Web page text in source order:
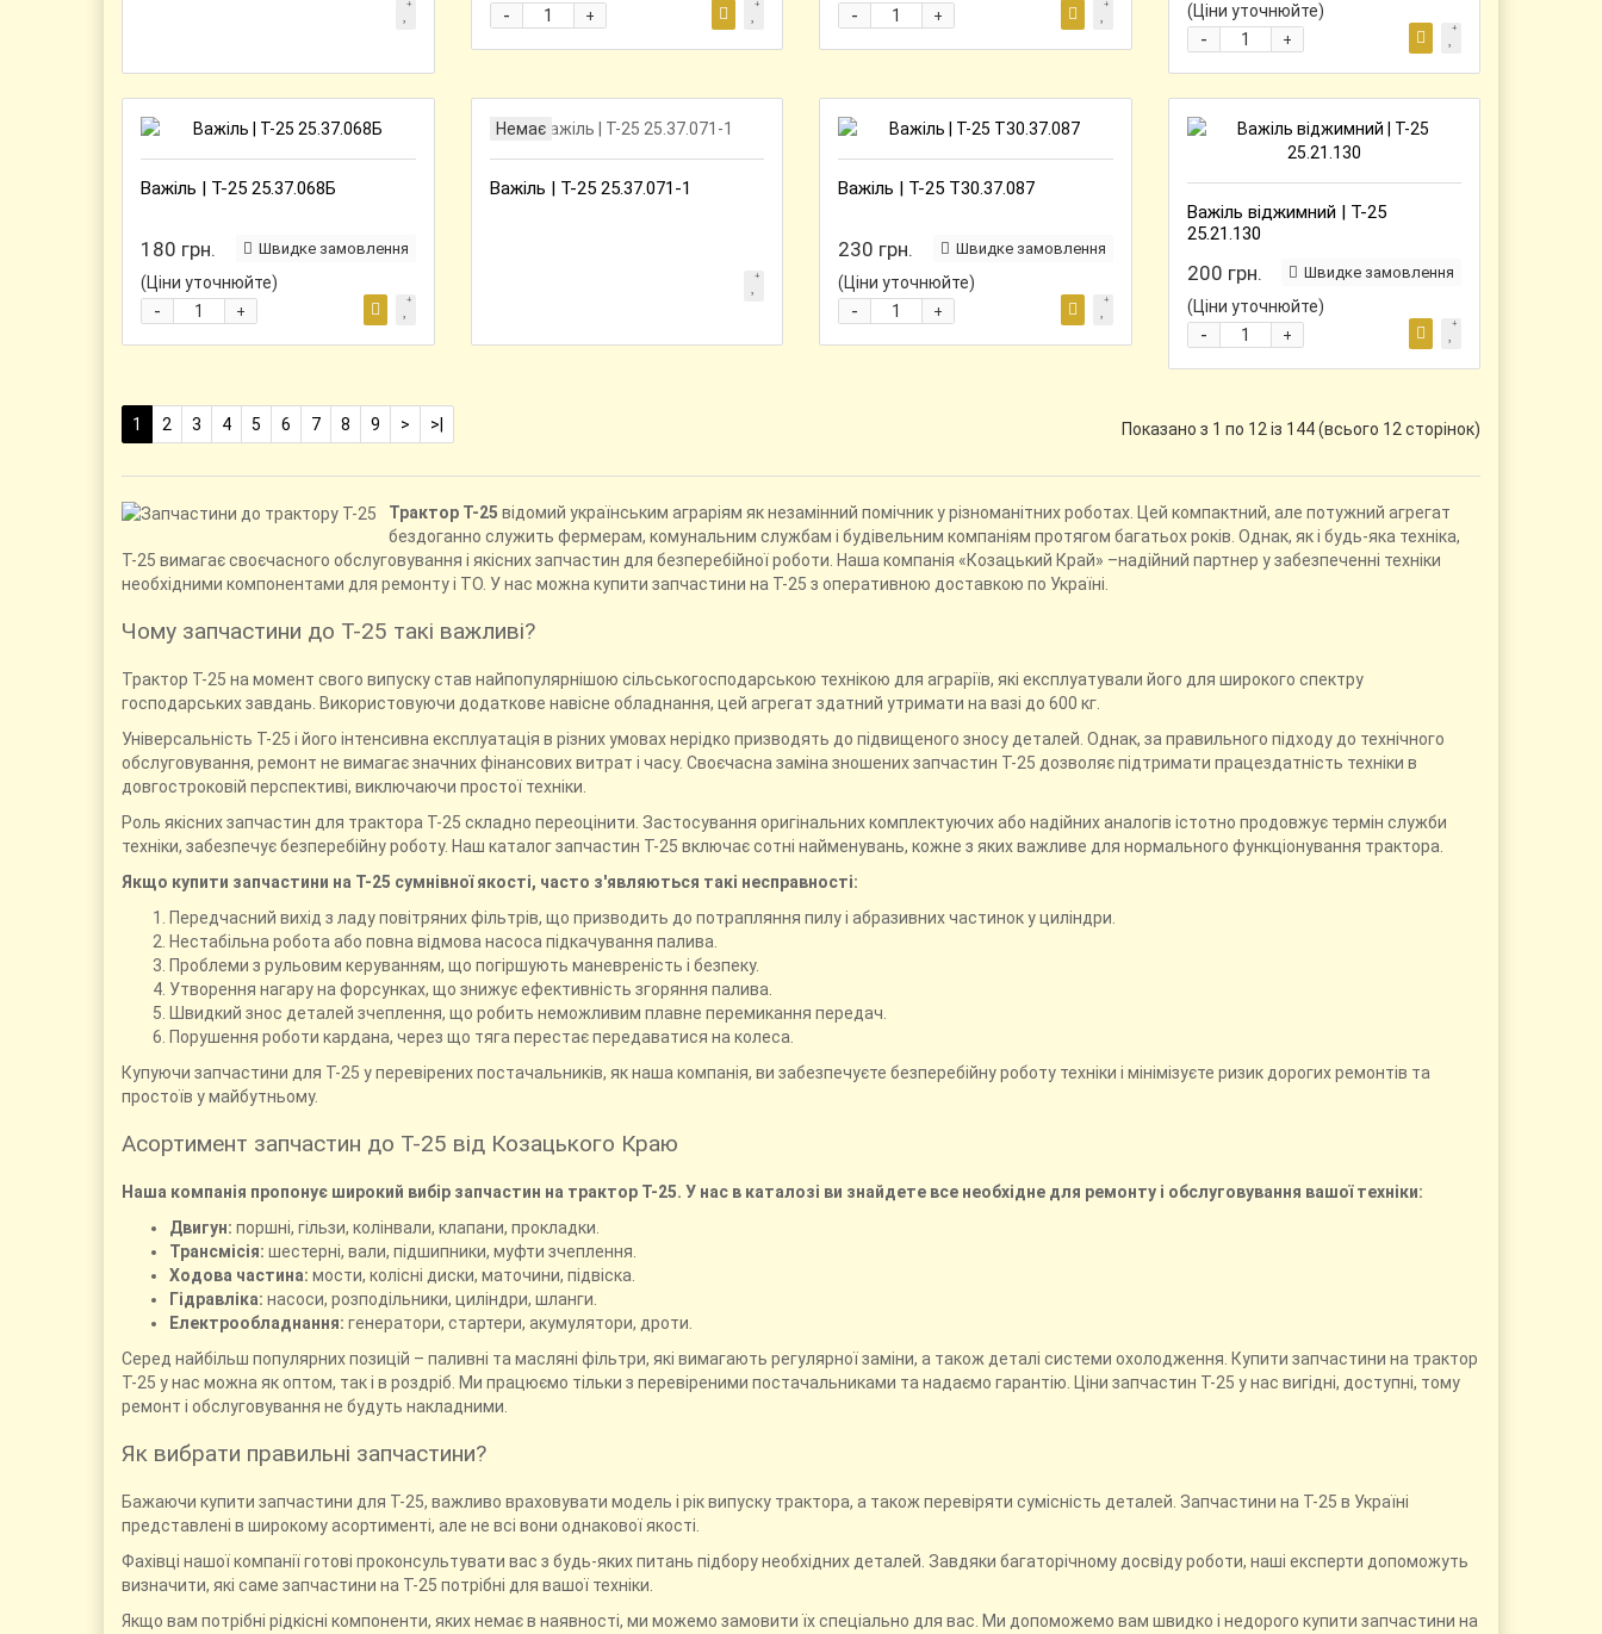
+
- +
- (Ціни уточнюйте)
+
-
Важіль | Т-25 25.37.068Б
180 грн.
(Ціни уточнюйте)
+
-
Швидке замовлення
Немає
Важіль | Т-25 25.37.071-1 Важіль | Т-25 Т30.37.087
230 грн.
(Ціни уточнюйте)
+
-
Швидке замовлення
Важіль віджимний | Т-25
25.21.130
200 грн.
(Ціни уточнюйте)
+
-
Швидке замовлення
1 2 3 4 5 6 7 8 9 > >| Показано з 1 по 12 із 144 (всього 12 сторінок)
Трактор Т-25 відомий українським аграріям як незамінний помічник у різноманітних роботах. Цей компактний, але потужний агрегат
бездоганно служить фермерам, комунальним службам і будівельним компаніям протягом багатьох років. Однак, як і будь-яка техніка,
Т-25 вимагає своєчасного обслуговування і якісних запчастин для безперебійної роботи. Наша компанія «Козацький Край» –надійний партнер у забезпеченні техніки
необхідними компонентами для ремонту і ТО. У нас можна купити запчастини на Т-25 з оперативною доставкою по Україні.
Чому запчастини до Т-25 такі важливі?
Трактор Т-25 на момент свого випуску став найпопулярнішою сільськогосподарською технікою для аграріїв, які експлуатували його для широкого спектру
господарських завдань. Використовуючи додаткове навісне обладнання, цей агрегат здатний утримати на вазі до 600 кг.
Універсальність Т-25 і його інтенсивна експлуатація в різних умовах нерідко призводять до підвищеного зносу деталей. Однак, за правильного підходу до технічного
обслуговування, ремонт не вимагає значних фінансових витрат і часу. Своєчасна заміна зношених запчастин Т-25 дозволяє підтримати працездатність техніки в
довгостроковій перспективі, виключаючи простої техніки.
Роль якісних запчастин для трактора Т-25 складно переоцінити. Застосування оригінальних комплектуючих або надійних аналогів істотно продовжує термін служби
техніки, забезпечує безперебійну роботу. Наш каталог запчастин Т-25 включає сотні найменувань, кожне з яких важливе для нормального функціонування трактора.
Якщо купити запчастини на Т-25 сумнівної якості, часто з'являються такі несправності:
Передчасний вихід з ладу повітряних фільтрів, що призводить до потрапляння пилу і абразивних частинок у циліндри.
Нестабільна робота або повна відмова насоса підкачування палива.
Проблеми з рульовим керуванням, що погіршують маневреність і безпеку.
Утворення нагару на форсунках, що знижує ефективність згоряння палива.
Швидкий знос деталей зчеплення, що робить неможливим плавне перемикання передач.
Порушення роботи кардана, через що тяга перестає передаватися на колеса.
Купуючи запчастини для Т-25 у перевірених постачальників, як наша компанія, ви забезпечуєте безперебійну роботу техніки і мінімізуєте ризик дорогих ремонтів та
простоїв у майбутньому.
Асортимент запчастин до Т-25 від Козацького Краю
Наша компанія пропонує широкий вибір запчастин на трактор Т-25. У нас в каталозі ви знайдете все необхідне для ремонту і обслуговування вашої техніки:
Двигун: поршні, гільзи, колінвали, клапани, прокладки.
Трансмісія: шестерні, вали, підшипники, муфти зчеплення.
Ходова частина: мости, колісні диски, маточини, підвіска.
Гідравліка: насоси, розподільники, циліндри, шланги.
Електрообладнання: генератори, стартери, акумулятори, дроти.
Серед найбільш популярних позицій – паливні та масляні фільтри, які вимагають регулярної заміни, а також деталі системи охолодження. Купити запчастини на трактор
Т-25 у нас можна як оптом, так і в роздріб. Ми працюємо тільки з перевіреними постачальниками та надаємо гарантію. Ціни запчастин Т-25 у нас вигідні, доступні, тому
ремонт і обслуговування не будуть накладними.
Як вибрати правильні запчастини?
Бажаючи купити запчастини для Т-25, важливо враховувати модель і рік випуску трактора, а також перевіряти сумісність деталей. Запчастини на Т-25 в Україні
представлені в широкому асортименті, але не всі вони однакової якості.
Фахівці нашої компанії готові проконсультувати вас з будь-яких питань підбору необхідних деталей. Завдяки багаторічному досвіду роботи, наші експерти допоможуть
визначити, які саме запчастини на Т-25 потрібні для вашої техніки.
Якщо вам потрібні рідкісні компоненти, яких немає в наявності, ми можемо замовити їх спеціально для вас. Ми допоможемо вам швидко і недорого купити запчастини на